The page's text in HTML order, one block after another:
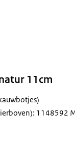
kaustange
verpakking
11cm
1148592